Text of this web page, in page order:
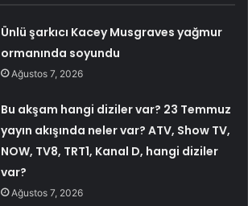
Ünlü şarkıcı Kacey Musgraves yağmur
ormanında soyundu
Ağustos 7, 2026
Bu akşam hangi diziler var? 23 Temmuz
yayın akışında neler var? ATV, Show TV,
NOW, TV8, TRT1, Kanal D, hangi diziler
var?
Ağustos 7, 2026